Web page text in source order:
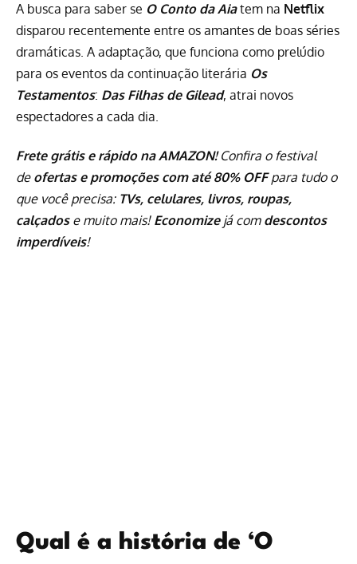
A busca para saber se O Conto da Aiatem na Netflix
disparou recentemente entre os amantes de boas séries
dramáticas. A adaptação, que funciona como prelúdio
para os eventos da continuação literária Os
Testamentos: Das Filhas de Gilead, atrai novos
espectadores a cada dia.
Frete grátis e rápido na AMAZON!Confira o festival
de ofertas e promoções com até 80% OFFpara tudo o
que você precisa: TVs, celulares, livros, roupas,
calçadose muito mais! Economizejá com descontos
imperdíveis!
Qual é a história de ‘O